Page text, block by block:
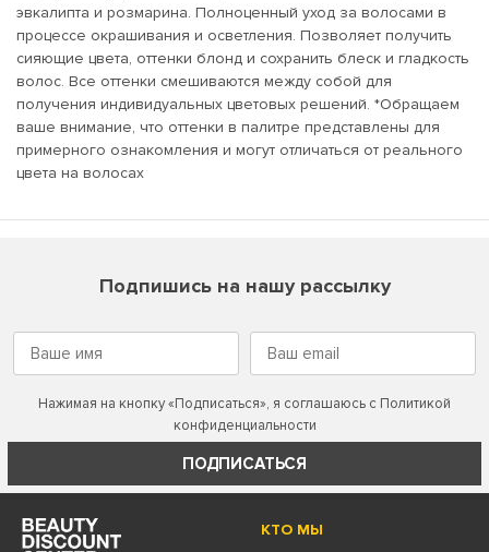
эвкалипта и розмарина. Полноценный уход за волосами в
процессе окрашивания и осветления. Позволяет получить
сияющие цвета, оттенки блонд и сохранить блеск и гладкость
волос. Все оттенки смешиваются между собой для
получения индивидуальных цветовых решений. *Обращаем
ваше внимание, что оттенки в палитре представлены для
примерного ознакомления и могут отличаться от реального
цвета на волосах
Подпишись на нашу рассылку
Нажимая на кнопку «Подписаться», я соглашаюсь с Политикой
конфиденциальности
ПОДПИСАТЬСЯ
КТО МЫ